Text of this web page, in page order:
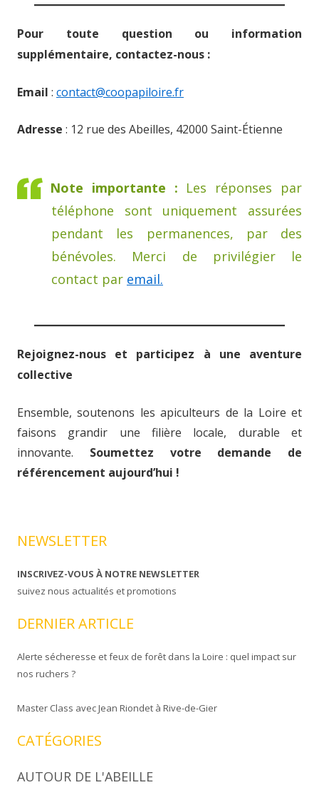
Pour toute question ou information
supplémentaire, contactez-nous :
Email : contact@coopapiloire.fr
Adresse : 12 rue des Abeilles, 42000 Saint-Étienne
Note importante : Les réponses par
téléphone sont uniquement assurées
pendant les permanences, par des
bénévoles. Merci de privilégier le
contact par email.
Rejoignez-nous et participez à une aventure
collective
Ensemble, soutenons les apiculteurs de la Loire et
faisons grandir une filière locale, durable et
innovante. Soumettez votre demande de
référencement aujourd’hui !
NEWSLETTER
INSCRIVEZ-VOUS À NOTRE NEWSLETTER
suivez nous actualités et promotions
DERNIER ARTICLE
Alerte sécheresse et feux de forêt dans la Loire : quel impact sur
nos ruchers ?
Master Class avec Jean Riondet à Rive-de-Gier
CATÉGORIES
AUTOUR DE L'ABEILLE